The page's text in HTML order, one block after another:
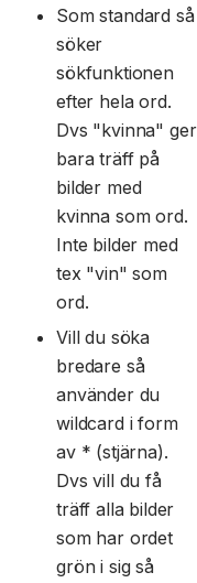
Som standard så
söker
sökfunktionen
efter hela ord.
Dvs "kvinna" ger
bara träff på
bilder med
kvinna som ord.
Inte bilder med
tex "vin" som
ord.
Vill du söka
bredare så
använder du
wildcard i form
av * (stjärna).
Dvs vill du få
träff alla bilder
som har ordet
grön i sig så